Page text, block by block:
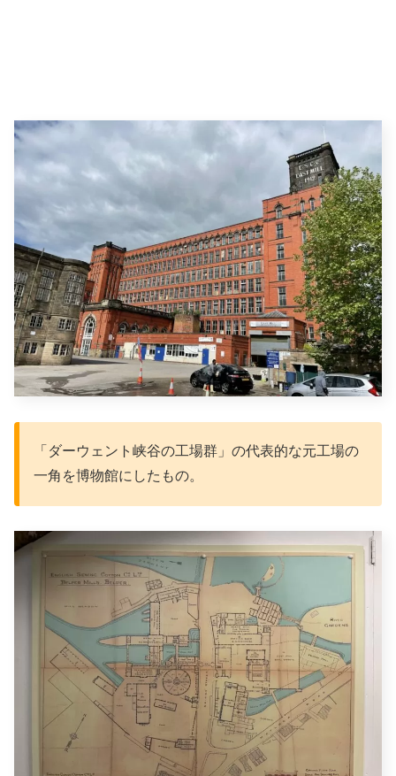
「ダーウェント峡谷の工場群」の代表的な元工場の
一角を博物館にしたもの。